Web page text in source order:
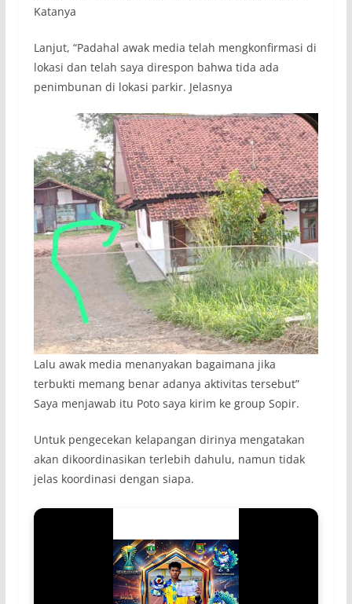
Katanya
Lanjut, “Padahal awak media telah mengkonfirmasi di
lokasi dan telah saya direspon bahwa tida ada
penimbunan di lokasi parkir. Jelasnya
Lalu awak media menanyakan bagaimana jika
terbukti memang benar adanya aktivitas tersebut”
Saya menjawab itu Poto saya kirim ke group Sopir.
Untuk pengecekan kelapangan dirinya mengatakan
akan dikoordinasikan terlebih dahulu, namun tidak
jelas koordinasi dengan siapa.